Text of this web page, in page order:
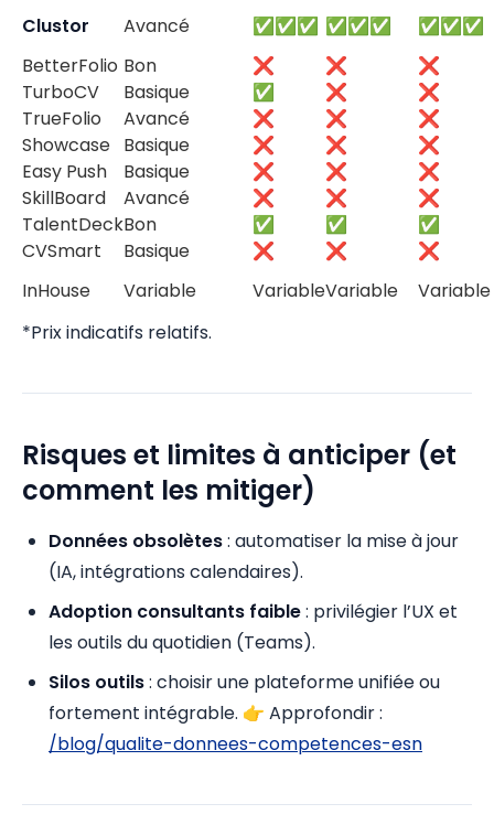
Clustor
Avancé ✅✅✅ ✅✅✅
✅✅✅
BetterFolio Bon ❌ ❌
❌
TurboCV
Basique ✅ ❌
❌
TrueFolio
Avancé ❌ ❌
❌
Showcase Basique ❌ ❌
❌
Easy Push
Basique ❌ ❌
❌
SkillBoard
Avancé ❌ ❌
❌
TalentDeckBon ✅ ✅
✅
CVSmart
Basique ❌ ❌
❌
InHouse
Variable VariableVariable
Variable
*Prix indicatifs relatifs.
Risques et limites à anticiper (et
comment les mitiger)
Données obsolètes: automatiser la mise à jour
(IA, intégrations calendaires).
Adoption consultants faible: privilégier l’UX et
les outils du quotidien (Teams).
Silos outils: choisir une plateforme unifiée ou
fortement intégrable. 👉 Approfondir :
/blog/qualite-donnees-competences-esn